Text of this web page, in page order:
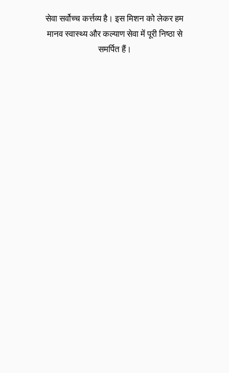
सेवा सर्वोच्च कर्त्तव्य है। इस मिशन को लेकर हम
मानव स्वास्थ्य और कल्याण सेवा में पूरी निष्ठा से
समर्पित हैं।